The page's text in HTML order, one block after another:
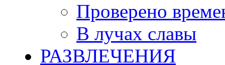
Проверено
В лучах славы
РАЗВЛЕЧЕНИЯ